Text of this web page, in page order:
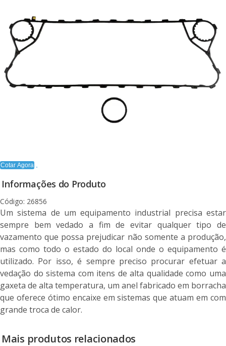
Cotar Agora
Informações do Produto
Código: 26856
Um sistema de um equipamento industrial precisa estar
sempre bem vedado a fim de evitar qualquer tipo de
vazamento que possa prejudicar não somente a produção,
mas como todo o estado do local onde o equipamento é
utilizado. Por isso, é sempre preciso procurar efetuar a
vedação do sistema com itens de alta qualidade como uma
gaxeta de alta temperatura, um anel fabricado em borracha
que oferece ótimo encaixe em sistemas que atuam em com
grande troca de calor.
Mais produtos relacionados